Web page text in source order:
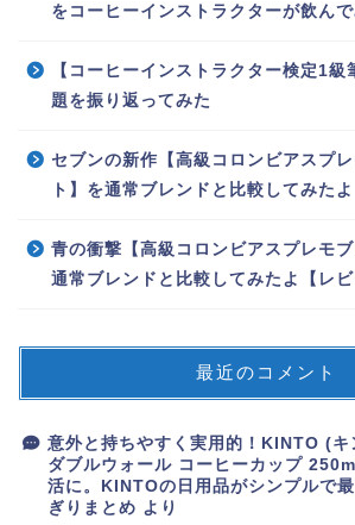
をコーヒーインストラクターが飲ん
【コーヒーインストラクター検定1級
題を振り返ってみた
セブンの新作【高級コロンビアスプ
ト】を通常ブレンドと比較してみたよ
青の衝撃【高級コロンビアスプレモ
通常ブレンドと比較してみたよ【レビ
最近のコメント
意外と持ちやすく実用的！KINTO (
ダブルウォール コーヒーカップ
活に。KINTOの日用品がシンプルで
ぎりまとめ より
コーヒーインス